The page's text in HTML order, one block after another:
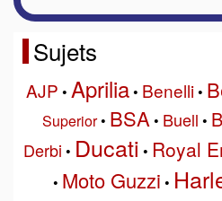
Sujets
AJP • Aprilia• Benelli•
Superior• BSA• Buell •
Derbi • Ducati • Royal
• Moto Guzzi •